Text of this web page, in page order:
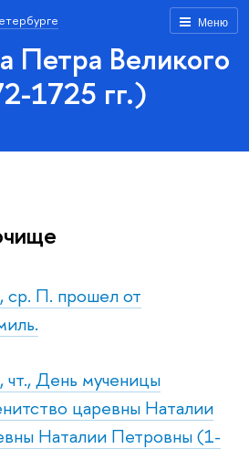
Меню
Петра Великого
1725 гг.)
ср. П. прошел от
День мученицы
царевны Наталии
Наталии Петровны (1-